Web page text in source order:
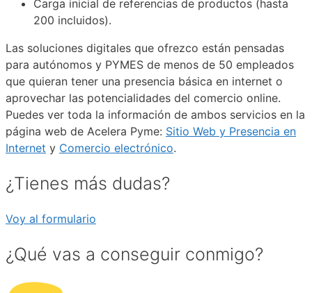
Carga inicial de referencias de productos (hasta
200 incluidos).
Las soluciones digitales que ofrezco están pensadas
para autónomos y PYMES de menos de 50 empleados
que quieran tener una presencia básica en internet o
aprovechar las potencialidades del comercio online.
Puedes ver toda la información de ambos servicios en la
página web de Acelera Pyme: Sitio Web y Presencia en
Internet y Comercio electrónico.
¿Tienes más dudas?
Voy al formulario
¿Qué vas a conseguir conmigo?